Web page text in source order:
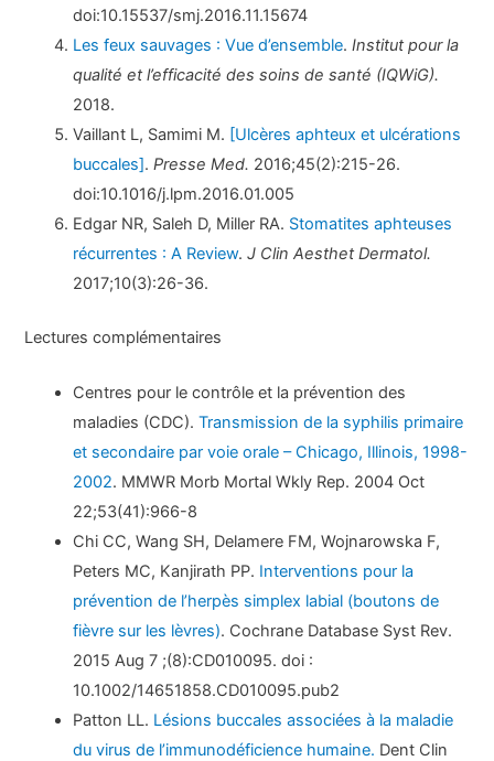
doi:10.15537/smj.2016.11.15674
Les feux sauvages : Vue d’ensemble.Institut pour la
qualité et l’efficacité des soins de santé (IQWiG).
2018.
Vaillant L, Samimi M. [Ulcères aphteux et ulcérations
buccales].Presse Med. 2016;45(2):215-26.
doi:10.1016/j.lpm.2016.01.005
Edgar NR, Saleh D, Miller RA. Stomatites aphteuses
récurrentes : A Review.J Clin Aesthet Dermatol.
2017;10(3):26-36.
Lectures complémentaires
Centres pour le contrôle et la prévention des
maladies (CDC).Transmission de la syphilis primaire
et secondaire par voie orale – Chicago, Illinois, 1998-
2002. MMWR Morb Mortal Wkly Rep. 2004 Oct
22;53(41):966-8
Chi CC, Wang SH, Delamere FM, Wojnarowska F,
Peters MC, Kanjirath PP. Interventions pour la
prévention de l’herpès simplex labial (boutons de
fièvre sur les lèvres). Cochrane Database Syst Rev.
2015 Aug 7 ;(8):CD010095. doi :
10.1002/14651858.CD010095.pub2
Patton LL. Lésions buccales associées à la maladie
du virus de l’immunodéficience humaine. Dent Clin